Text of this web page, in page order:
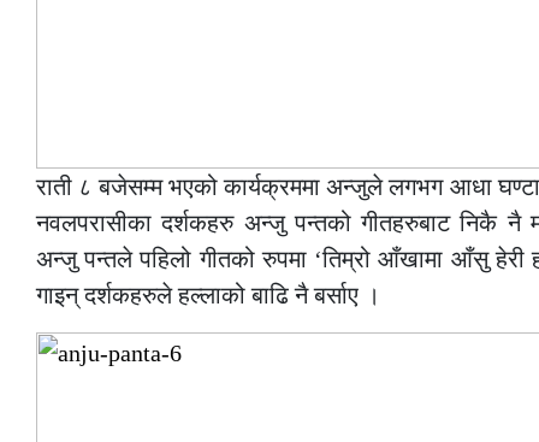
राती ८ बजेसम्म भएको कार्यक्रममा अन्जुले लगभग आधा
नवलपरासीका दर्शकहरु अन्जु पन्तको गीतहरुबाट निकै नै
अन्जु पन्तले पहिलो गीतको रुपमा ‘तिम्रो आँखामा आँसु
गाइन् दर्शकहरुले हल्लाको बाढि नै बर्साए ।